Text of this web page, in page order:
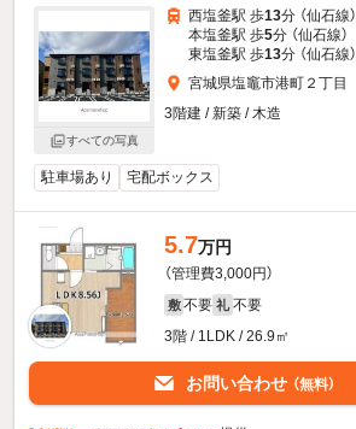
すべての写真
西塩釜駅 歩13分 （仙石線）
本塩釜駅 歩5分 （仙石線）
東塩釜駅 歩13分 （仙石線）
宮城県塩竈市港町２丁目
3階建 / 新築 / 木造
駐車場あり 宅配ボックス
5.7万円
（管理費3,000円）
敷 不要 礼 不要
3階 / 1LDK / 26.9㎡
お問い合わせ （無料）